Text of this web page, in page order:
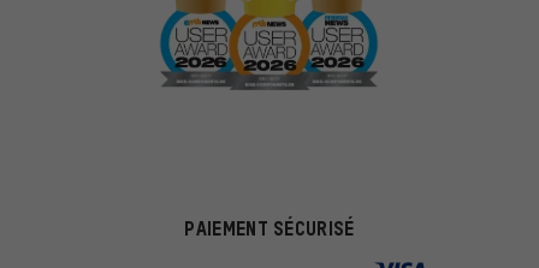
PAIEMENT SÉCURISÉ